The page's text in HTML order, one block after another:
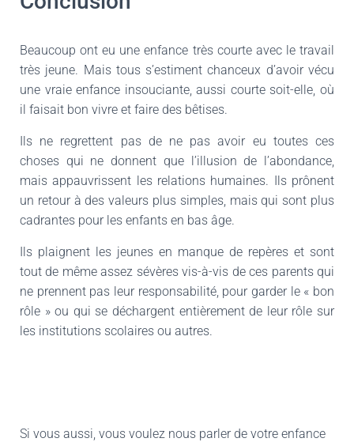
Beaucoup ont eu une enfance très courte avec le travail
très jeune. Mais tous s’estiment chanceux d’avoir vécu
une vraie enfance insouciante, aussi courte soit-elle, où
il faisait bon vivre et faire des bêtises.
Ils ne regrettent pas de ne pas avoir eu toutes ces
choses qui ne donnent que l’illusion de l’abondance,
mais appauvrissent les relations humaines. Ils prônent
un retour à des valeurs plus simples, mais qui sont plus
cadrantes pour les enfants en bas âge.
Ils plaignent les jeunes en manque de repères et sont
tout de même assez sévères vis-à-vis de ces parents qui
ne prennent pas leur responsabilité, pour garder le « bon
rôle » ou qui se déchargent entièrement de leur rôle sur
les institutions scolaires ou autres.
Si vous aussi, vous voulez nous parler de votre enfance